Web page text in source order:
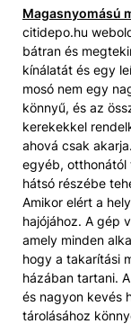
Magasnyomású
citidepo.hu
bátran és
kínálatát és egy
mosó nem egy
könnyű, és az
kerekekkel
ahová csak
egyéb, otthonától
hátsó részébe
Amikor elért a
hajójához. A gép
amely minden
hogy a takarítási
házában tartani.
és nagyon kevés
tárolásához